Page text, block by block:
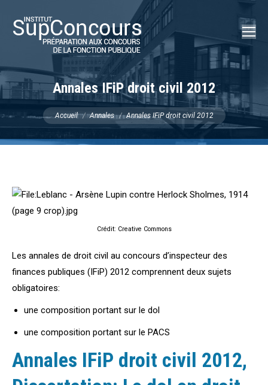
:
Annales IFiP droit civil 2012
Vous êtes ici :
Accueil Annales Annales IFiP droit civil 2012
Crédit: Creative Commons
Les annales de droit civil au concours d’inspecteur des
finances publiques (IFiP) 2012 comprennent deux sujets
obligatoires:
une composition portant sur le dol
une composition portant sur le PACS
Annales IFiP droit civil 2012,